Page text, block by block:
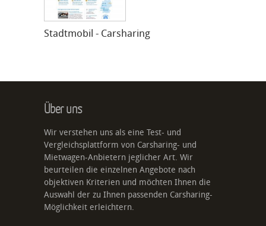
Stadtmobil - Carsharing
Über uns
Wir verstehen uns als eine Test- und
Vergleichsplattform von Carsharing- und
Mietwagen-Anbietern jeglicher Art. Wir
beurteilen die einzelnen Angebote nach
objektiven Kriterien und möchten Ihnen die
Auswahl der zu Ihnen passenden Carsharing-
Möglichkeit erleichtern.